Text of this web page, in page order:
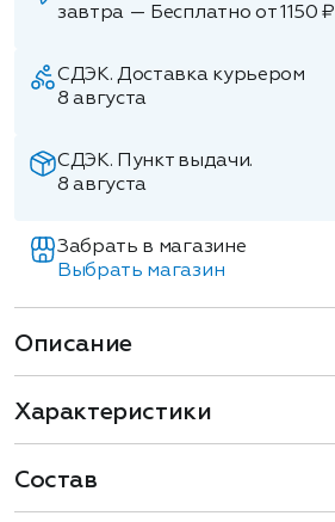
завтра — Бесплатно от 1150 ₽
СДЭК. Доставка курьером
8 августа
СДЭК. Пункт выдачи.
8 августа
Забрать в магазине
Выбрать магазин
Описание
Характеристики
Состав